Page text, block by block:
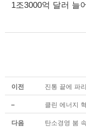
1조3000억 달러 늘
이전 진통 끝에 파
– 클린 에너지
다음 탄소경영 붐